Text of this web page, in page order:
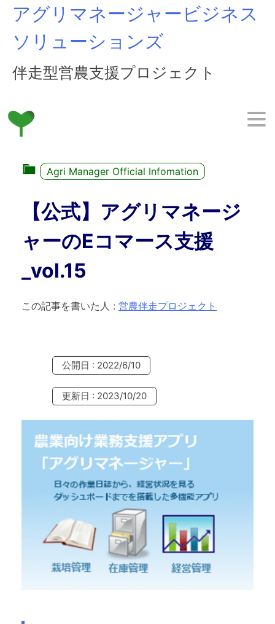
Skip
content
アグリマネージャービジネス
ソリューションズ
伴走型営農支援プロジェクト
Agri Manager Official Infomation
【公式】アグリマネージ
ャーのEコマース支援
_vol.15
この記事を書いた人 : 営農伴走プロジェクト
公開日 : 2022/6/10
更新日 : 2023/10/20